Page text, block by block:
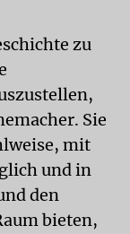
zu
Sie
mit
und in
den
bieten,